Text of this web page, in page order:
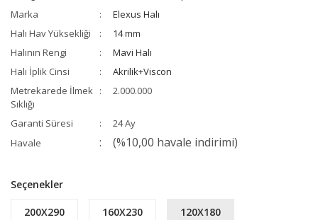
Marka
Elexus Halı
Halı Hav Yüksekliği
14 mm
Halının Rengi
Mavi Halı
Halı İplik Cinsi
Akrilik+Viscon
Metrekarede İlmek
Sıklığı
2.000.000
Garanti Süresi
24 Ay
Havale
(%10,00 havale indirimi)
Seçenekler
200X290 160X230 120X180